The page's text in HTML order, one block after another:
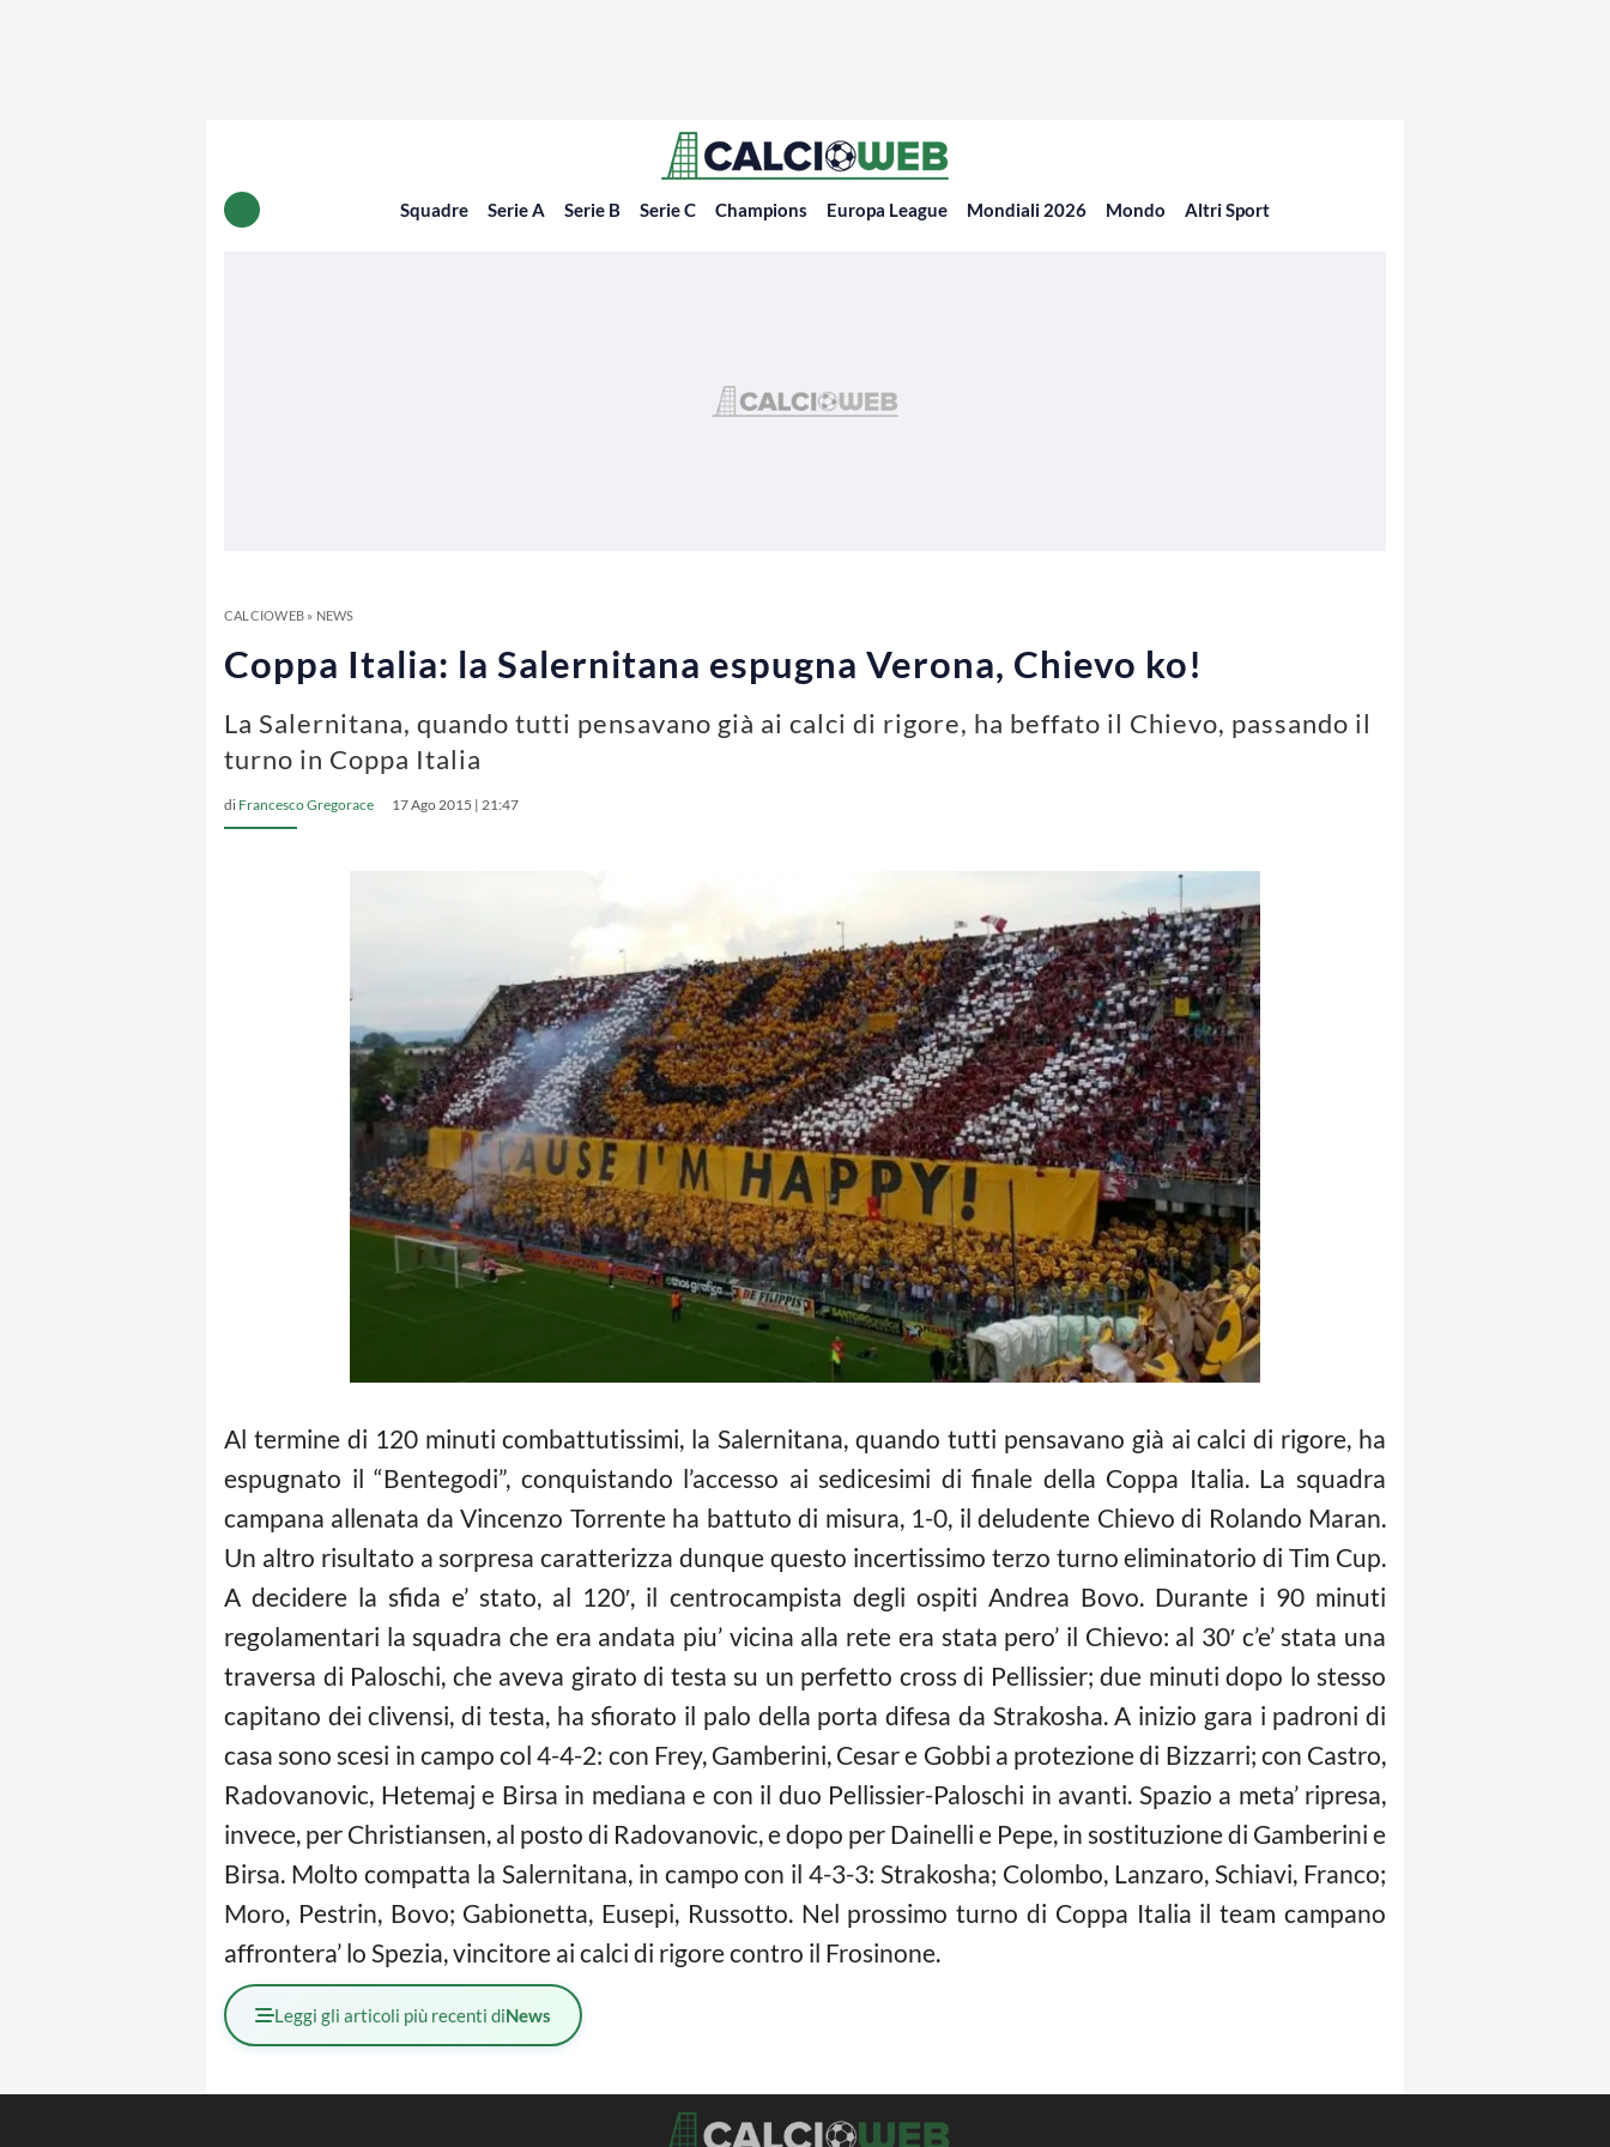
Squadre Serie A Serie B Serie C Champions Europa League Mondiali 2026 Mondo Altri Sport
CALCIOWEB» NEWS
Coppa Italia: la Salernitana espugna Verona, Chievo ko!
La Salernitana, quando tutti pensavano già ai calci di rigore, ha beffato il Chievo, passando il
turno in Coppa Italia
di Francesco Gregorace 17 Ago 2015 | 21:47
Al termine di 120 minuti combattutissimi, la Salernitana, quando tutti pensavano già ai calci di rigore, ha
espugnato il “Bentegodi”, conquistando l’accesso ai sedicesimi di finale della Coppa Italia. La squadra
campana allenata da Vincenzo Torrente ha battuto di misura, 1-0, il deludente Chievo di Rolando Maran.
Un altro risultato a sorpresa caratterizza dunque questo incertissimo terzo turno eliminatorio di Tim Cup.
A decidere la sfida e’ stato, al 120′, il centrocampista degli ospiti Andrea Bovo. Durante i 90 minuti
regolamentari la squadra che era andata piu’ vicina alla rete era stata pero’ il Chievo: al 30′ c’e’ stata una
traversa di Paloschi, che aveva girato di testa su un perfetto cross di Pellissier; due minuti dopo lo stesso
capitano dei clivensi, di testa, ha sfiorato il palo della porta difesa da Strakosha. A inizio gara i padroni di
casa sono scesi in campo col 4-4-2: con Frey, Gamberini, Cesar e Gobbi a protezione di Bizzarri; con Castro,
Radovanovic, Hetemaj e Birsa in mediana e con il duo Pellissier-Paloschi in avanti. Spazio a meta’ ripresa,
invece, per Christiansen, al posto di Radovanovic, e dopo per Dainelli e Pepe, in sostituzione di Gamberini e
Birsa. Molto compatta la Salernitana, in campo con il 4-3-3: Strakosha; Colombo, Lanzaro, Schiavi, Franco;
Moro, Pestrin, Bovo; Gabionetta, Eusepi, Russotto. Nel prossimo turno di Coppa Italia il team campano
affrontera’ lo Spezia, vincitore ai calci di rigore contro il Frosinone.
Leggi gli articoli più recenti diNews